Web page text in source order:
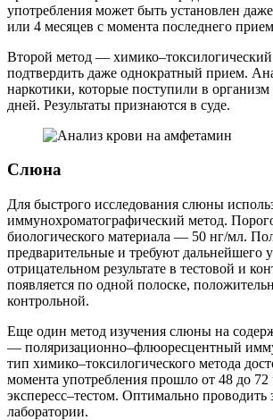
употребления может быть установлен
или 4 месяцев с момента последнего
Второй метод —
подтвердить даже однократный прием.
наркотики, которые поступили в организм
дней. Результаты признаются в суде.
Слюна
Для быстрого исследования слюны
иммунохроматографический метод.
биологического материала — 50 нг/мл.
предварительные и требуют дальнейшего
отрицательном результате в тестовой и
появляется по одной полоске,
контрольной.
Еще один метод изучения слюны на
— поляризационно–флюоресцентный
тип химико–токсилогического метода
момента употребления прошло от 48 до 72
экспересс–тестом. Оптимально проводить
лаборатории.